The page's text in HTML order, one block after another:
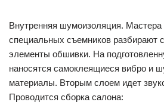
Внутренняя шумоизоляция.
специальных съемников разбирают
элементы обшивки. На
наносятся самоклеящиеся вибро и
материалы. Вторым слоем идет
Проводится сборка салона: